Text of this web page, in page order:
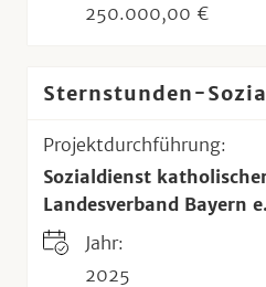
250.000,00 €
Sternstunden-
Projektdurchführung:
Sozialdienst
Landesverband Bayern
Jahr:
2025